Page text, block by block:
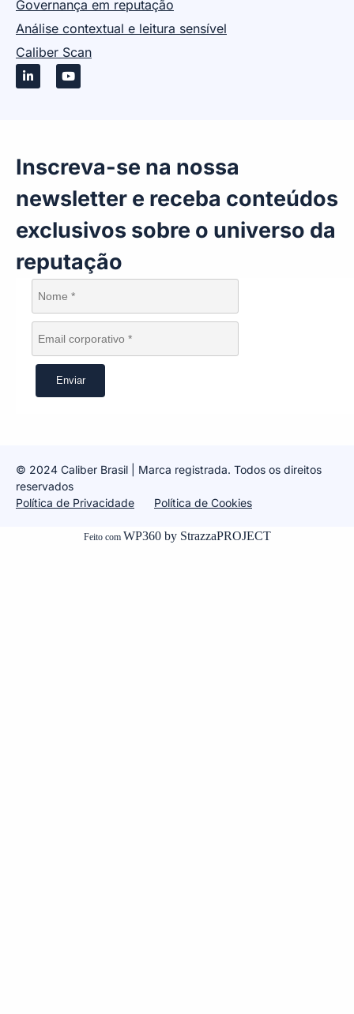
Governança em reputação
Análise contextual e leitura sensível
Caliber Scan
Inscreva-se na nossa
newsletter e receba conteúdos
exclusivos sobre o universo da
reputação
Enviar
© 2024 Caliber Brasil | Marca registrada. Todos os direitos
reservados
Política de Privacidade
Política de Cookies
Feito com WP360 by StrazzaPROJECT